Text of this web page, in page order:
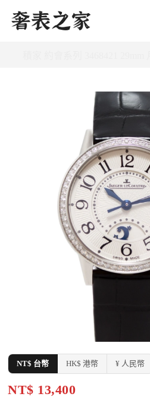
跳
至
NT$ 台幣 HK$ 港幣 ¥ 人民幣
NT$ 13,400